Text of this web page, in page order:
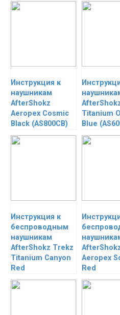
Инструкция к
наушникам
AfterShokz
Aeropex Cosmic
Black (AS800CB)
Titanium
Blue
Инструкция к
беспроводным
наушникам
AfterShokz Trekz
Titanium Canyon
Red
Aeropex
Red